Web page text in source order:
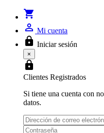
shopping_cart
person_outline Mi cuenta
lock Iniciar sesión
×
lock
Clientes Registrados
Si tiene una cuenta con
datos.